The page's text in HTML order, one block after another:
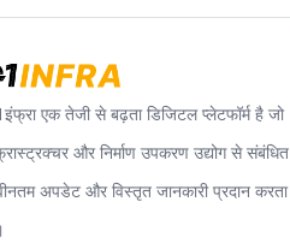
एक तेजी से बढ़ता डिजिटल प्लेटफॉर्म है जो
और निर्माण उपकरण उद्योग से संबंधित
अपडेट और विस्तृत जानकारी प्रदान करता